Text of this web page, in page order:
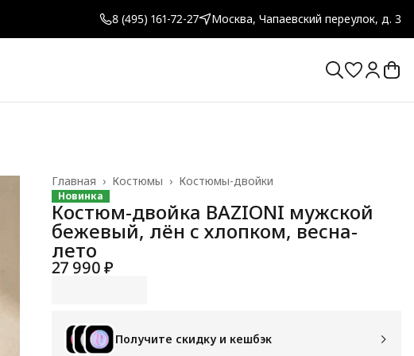
8 (495) 161-72-27 Москва, Чапаевский переулок, д. 3
Костюмы-двойки
Костюмы ›
Главная ›
Новинка
Костюм-двойка BAZIONI мужской
бежевый, лён с хлопком, весна-
лето
27 990 ₽
Получите скидку и кешбэк